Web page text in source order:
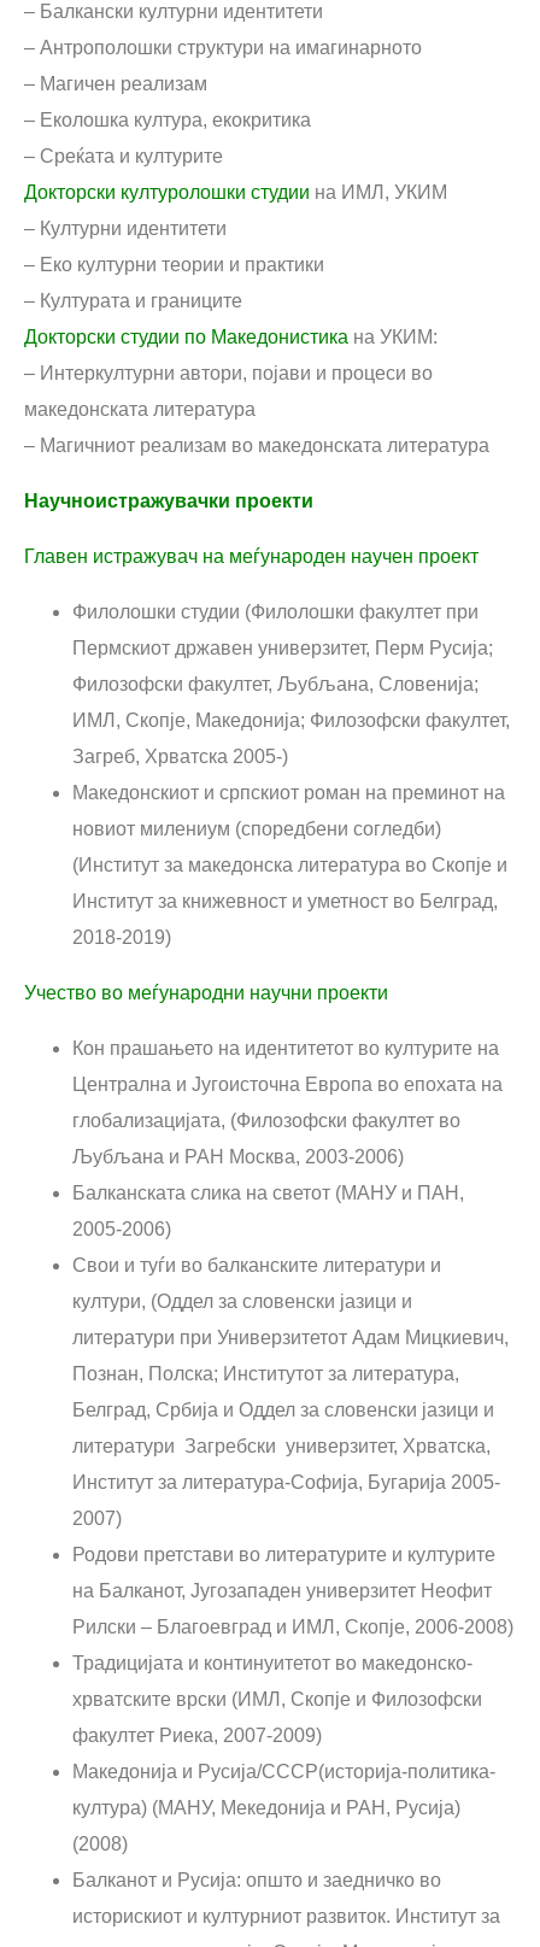
– Балкански културни идентитети
– Антрополошки структури на имагинарното
– Магичен реализам
– Еколошка култура, екокритика
– Среќата и културите
Докторски културолошки студии на ИМЛ, УКИМ
– Културни идентитети
– Еко културни теории и практики
– Културата и границите
Докторски студии по Македонистика на УКИМ:
– Интеркултурни автори, појави и процеси во
македонската литература
– Магичниот реализам во македонската литература
Научноистражувачки проекти
Главен истражувач на меѓународен научен проект
Филолошки студии (Филолошки факултет при
Пермскиот државен универзитет, Перм Русија;
Филозофски факултет, Љубљана, Словенија;
ИМЛ, Скопје, Македонија; Филозофски факултет,
Загреб, Хрватска 2005-)
Македонскиот и српскиот роман на преминот на
новиот милениум (споредбени согледби)
(Институт за македонска литература во Скопје и
Институт за книжевност и уметност во Белград,
2018-2019)
Учество во меѓународни научни проекти
Кон прашањето на идентитетот во културите на
Централна и Југоисточна Европа во епохата на
глобализацијата, (Филозофски факултет во
Љубљана и РАН Москва, 2003-2006)
Балканската слика на светот (МАНУ и ПАН,
2005-2006)
Свои и туѓи во балканските литератури и
култури, (Оддел за словенски јазици и
литератури при Универзитетот Адам Мицкиевич,
Познан, Полска; Институтот за литература,
Белград, Србија и Оддел за словенски јазици и
литератури Загребски универзитет, Хрватска,
Институт за литература-Софија, Бугарија 2005-
2007)
Родови претстави во литературите и културите
на Балканот, Југозападен универзитет Неофит
Рилски – Благоевград и ИМЛ, Скопје, 2006-2008)
Традицијата и континуитетот во македонско-
хрватските врски (ИМЛ, Скопје и Филозофски
факултет Риека, 2007-2009)
Македонија и Русија/СССР(историја-политика-
култура) (МАНУ, Мекедонија и РАН, Русија)
(2008)
Балканот и Русија: општо и заедничко во
историскиот и културниот развиток. Институт за